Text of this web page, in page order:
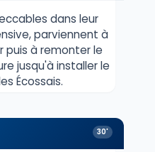
dans leur
parviennent à
puis à remonter le
jusqu'à installer le
Écossais.
30'